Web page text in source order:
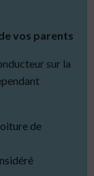
vos parents
sur la
de